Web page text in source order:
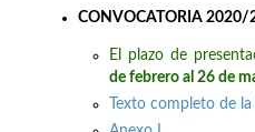
CONVOCATORIA 2020/
El plazo de
de febrero al 26 de
Texto completo de